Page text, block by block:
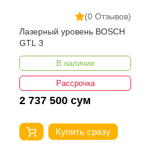
(0 Отзывов)
Лазерный уровень BOSCH
GTL 3
В наличии
Рассрочка
2 737 500 сум
Купить сразу